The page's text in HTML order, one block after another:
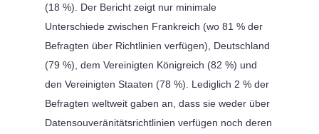
(18 %). Der Bericht zeigt nur minimale
Unterschiede zwischen Frankreich (wo 81 % der
Befragten über Richtlinien verfügen), Deutschland
(79 %), dem Vereinigten Königreich (82 %) und
den Vereinigten Staaten (78 %). Lediglich 2 % der
Befragten weltweit gaben an, dass sie weder über
Datensouveränitätsrichtlinien verfügen noch deren